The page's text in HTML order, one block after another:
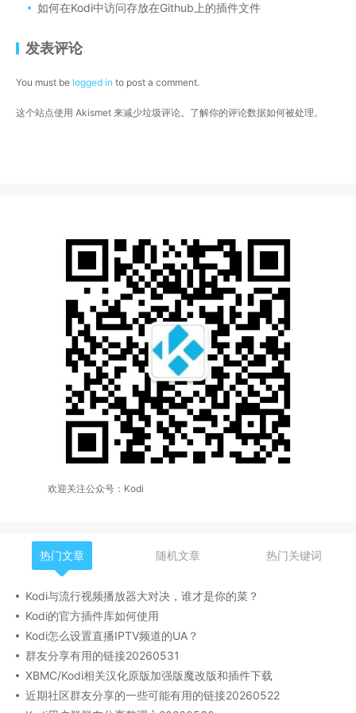
如何在Kodi中访问存放在Github上的插件文件
发表评论
You must be logged in to post a comment.
这个站点使用 Akismet 来减少垃圾评论。 了解你的评论数据如何被处理。
欢迎关注公众号：Kodi
热门文章 随机文章 热门关键词
Kodi与流行视频播放器大对决，谁才是你的菜？
Kodi的官方插件库如何使用
Kodi怎么设置直播IPTV频道的UA？
群友分享有用的链接20260531
XBMC/Kodi相关汉化原版加强版魔改版和插件下载
近期社区群友分享的一些可能有用的链接20260522